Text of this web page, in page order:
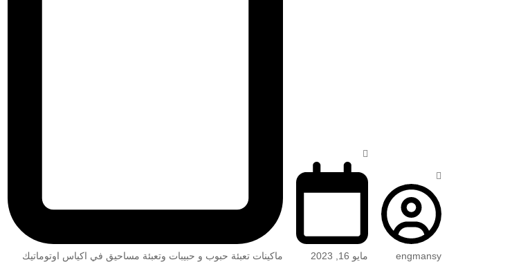
engmansy مايو 16, 2023 ماكينات تعبئة حبوب و حبيبات وتعبئة مساحيق في اكياس اوتوماتيك